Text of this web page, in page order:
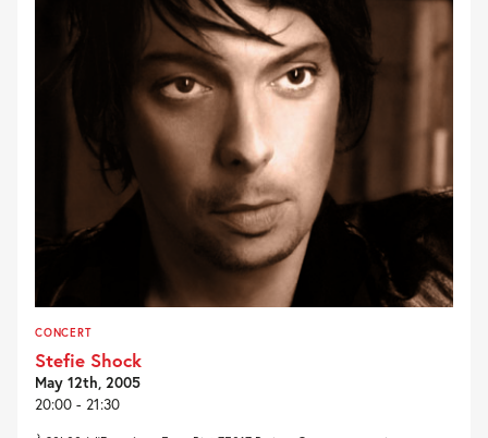
CONCERT
Stefie Shock
May 12th, 2005
20:00 - 21:30